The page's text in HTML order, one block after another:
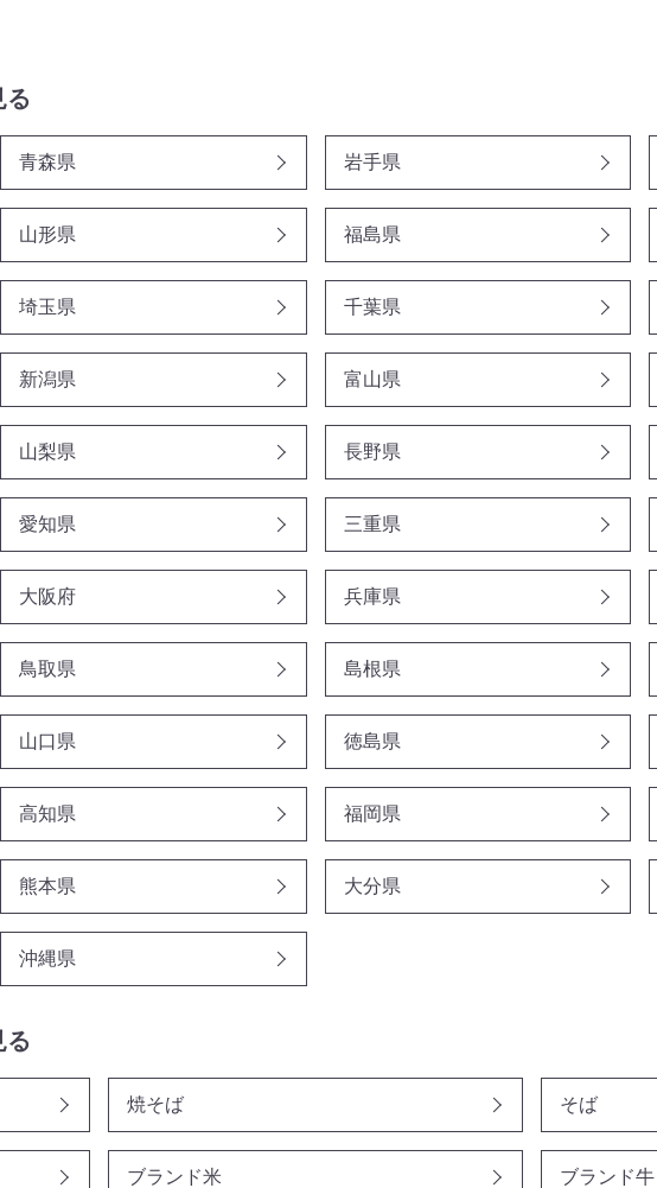
る
青森県 岩手県
山形県 福島県
埼玉県 千葉県
新潟県 富山県
山梨県 長野県
愛知県 三重県
大阪府 兵庫県
鳥取県 島根県
山口県 徳島県
高知県 福岡県
熊本県 大分県
沖縄県
る
焼そば そば
ブランド米 ブランド牛